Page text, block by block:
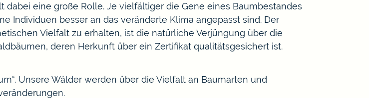
eine große Rolle. Je vielfältiger die Gene eines Baumbestandes
Individuen besser an das veränderte Klima angepasst sind. Der
Vielfalt zu erhalten, ist die natürliche Verjüngung über die
deren Herkunft über ein Zertifikat qualitätsgesichert ist.
Unsere Wälder werden über die Vielfalt an Baumarten und